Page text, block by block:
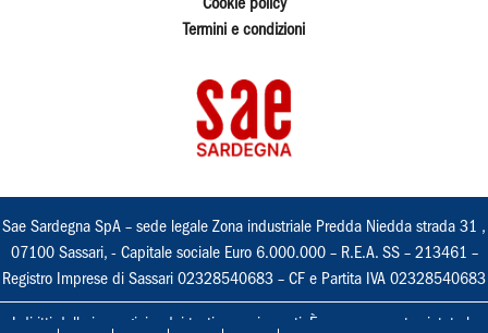
Cookie policy
Termini e condizioni
Sae Sardegna SpA – sede legale Zona industriale Predda Niedda strada 31 ,
07100 Sassari, - Capitale sociale Euro 6.000.000 – R.E.A. SS – 213461 –
Registro Imprese di Sassari 02328540683 – CF e Partita IVA 02328540683
I diritti delle immagini e dei testi sono riservati. È espressamente vietata la